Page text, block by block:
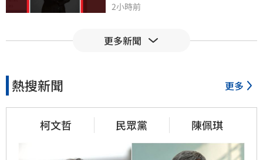
2小時前
慈濟買BNT被詐10億！藍昔嗆
它躋身美禁令受惠者　上半年
EPS衝2.58元
更多新聞
熱搜新聞 更多
柯文哲 民眾黨 陳佩琪